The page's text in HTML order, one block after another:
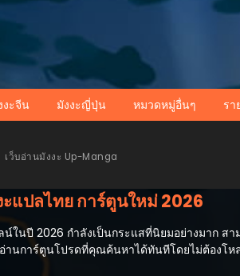
งะจีน มังงะญี่ปุ่น หมวดหมู่อื่นๆ รา
เว็บอ่านมังงะ Up-Manga
ะแปลไทย การ์ตูนใหม่ 2026
นปี 2026 กำลังเป็นกระแสที่นิยมอย่างมาก สา
อ่านการ์ตูนโปรดที่คุณค้นหาได้ทันทีโดยไม่ต้องโ